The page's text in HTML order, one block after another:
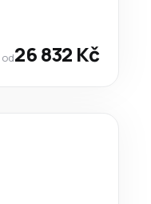
od26 832 Kč